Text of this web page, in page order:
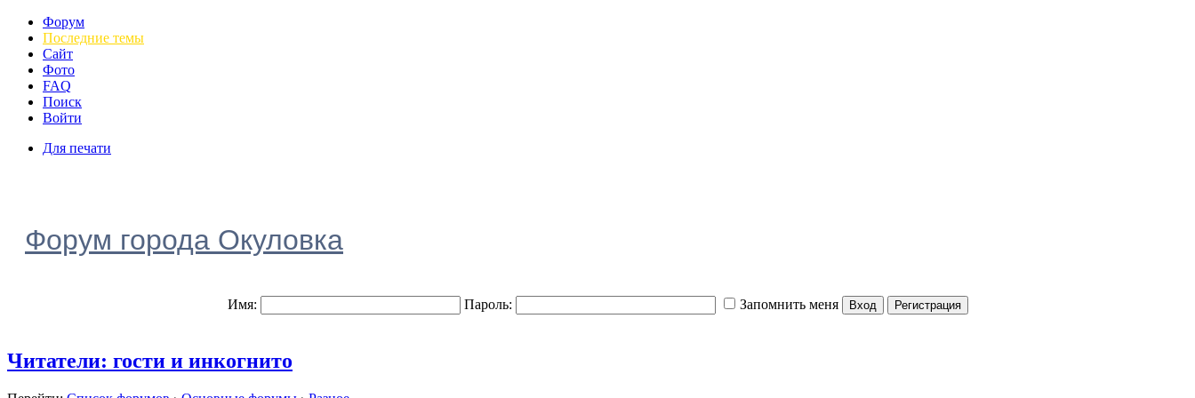
Форум
Последние темы
Сайт
Фото
FAQ
Поиск
Войти
Для печати
Форум города Окуловка
Имя: Пароль: Запомнить меня
Читатели: гости и инкогнито